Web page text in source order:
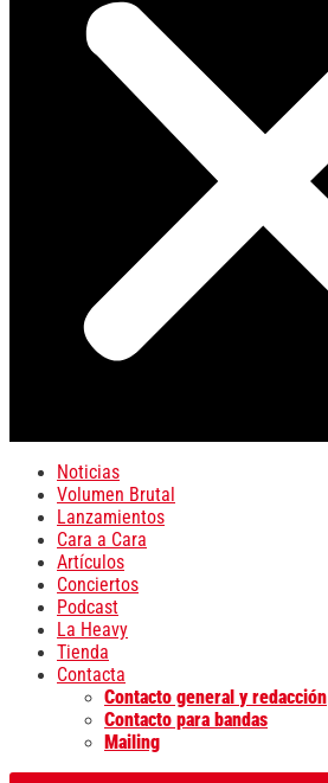
Noticias
Volumen Brutal
Lanzamientos
Cara a Cara
Artículos
Conciertos
Podcast
La Heavy
Tienda
Contacta
Contacto general y redacción
Contacto para bandas
Mailing